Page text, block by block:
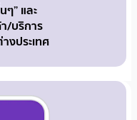
ๆ” และ
/บริการ
งประเทศ